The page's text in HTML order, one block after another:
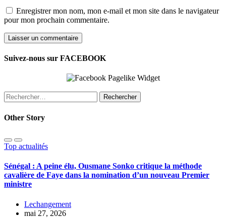
Enregistrer mon nom, mon e-mail et mon site dans le navigateur
pour mon prochain commentaire.
Suivez-nous sur FACEBOOK
Rechercher :
Other Story
Top actualités
Sénégal : A peine élu, Ousmane Sonko critique la méthode
cavalière de Faye dans la nomination d’un nouveau Premier
ministre
Lechangement
mai 27, 2026